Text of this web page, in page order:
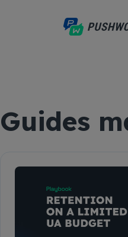
Guides